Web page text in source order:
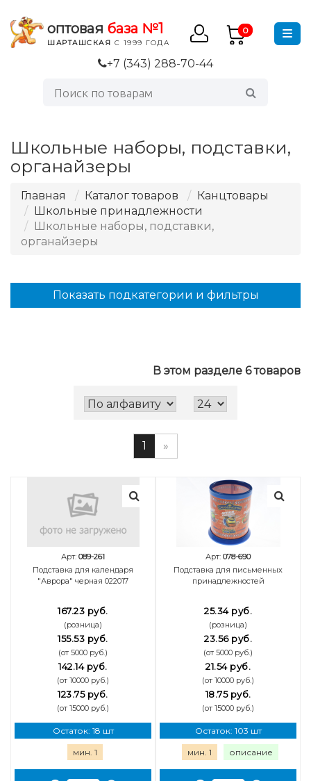
оптовая база №1
ШАРТАШСКАЯ С 1999 ГОДА
0
+7 (343) 288-70-44
Школьные наборы, подставки,
органайзеры
Главная Каталог товаров
Канцтовары
Школьные принадлежности
Школьные наборы, подставки,
органайзеры
В этом разделе 6 товаров
1 »
Арт: 089-261
Подставка для календаря
"Аврора" черная 022017
167.23 руб.
(розница)
155.53 руб.
(от 5000 руб.)
142.14 руб.
(от 10000 руб.)
123.75 руб.
(от 15000 руб.)
Остаток: 18 шт
мин. 1
Арт: 078-690
Подставка для письменных
принадлежностей
25.34 руб.
(розница)
23.56 руб.
(от 5000 руб.)
21.54 руб.
(от 10000 руб.)
18.75 руб.
(от 15000 руб.)
Остаток: 103 шт
мин. 1 описание
Показать подкатегории и фильтры